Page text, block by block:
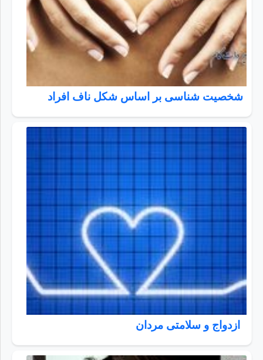
شخصیت شناسی بر اساس شکل ناف افراد
ازدواج و سلامتی مردان